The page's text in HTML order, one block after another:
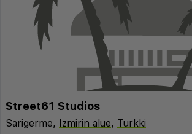
Street61 Studios
Sarigerme, Izmirin alue, Turkki